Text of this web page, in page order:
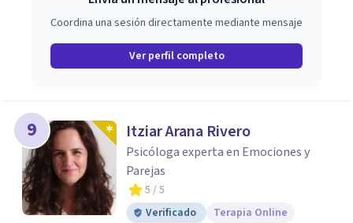
Coordina una sesión directamente mediante mensaje
Ver perfil completo
9 Itziar Arana Rivero
Psicóloga experta en Emociones y
Parejas
5 / 5
Verificado
Terapia Online